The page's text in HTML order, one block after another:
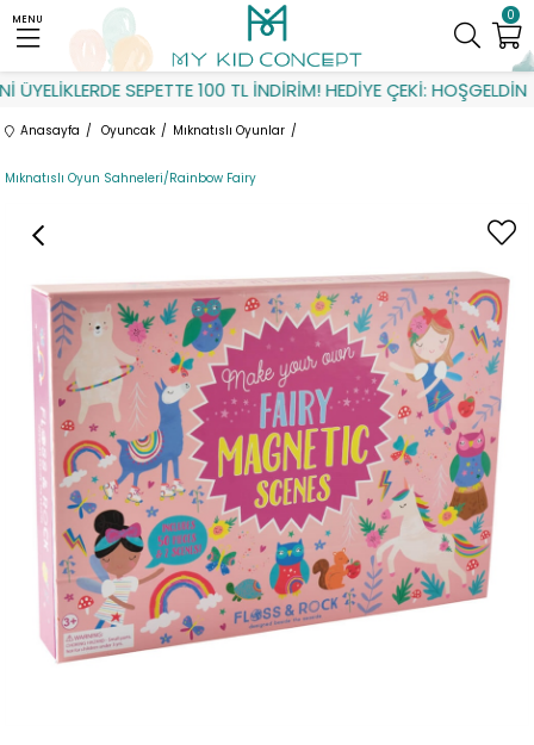
SEPETTE 100 TL İNDİRİM! HEDİYE ÇEKİ: HOŞGELDİN
0
MENU
Anasayfa Oyuncak Mıknatıslı Oyunlar
Mıknatıslı Oyun Sahneleri/Rainbow Fairy